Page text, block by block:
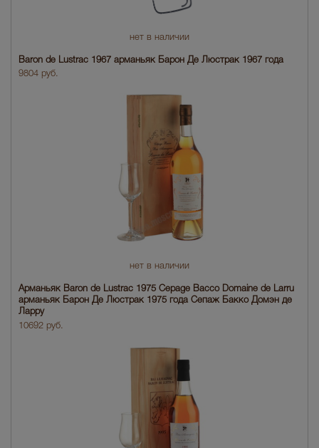
нет в наличии
Baron de Lustrac 1967 арманьяк Барон Де Люстрак 1967 года
9804 руб.
нет в наличии
Арманьяк Baron de Lustrac 1975 Cepage Bacco Domaine de Larru
арманьяк Барон Де Люстрак 1975 года Сепаж Бакко Домэн де
Ларру
10692 руб.